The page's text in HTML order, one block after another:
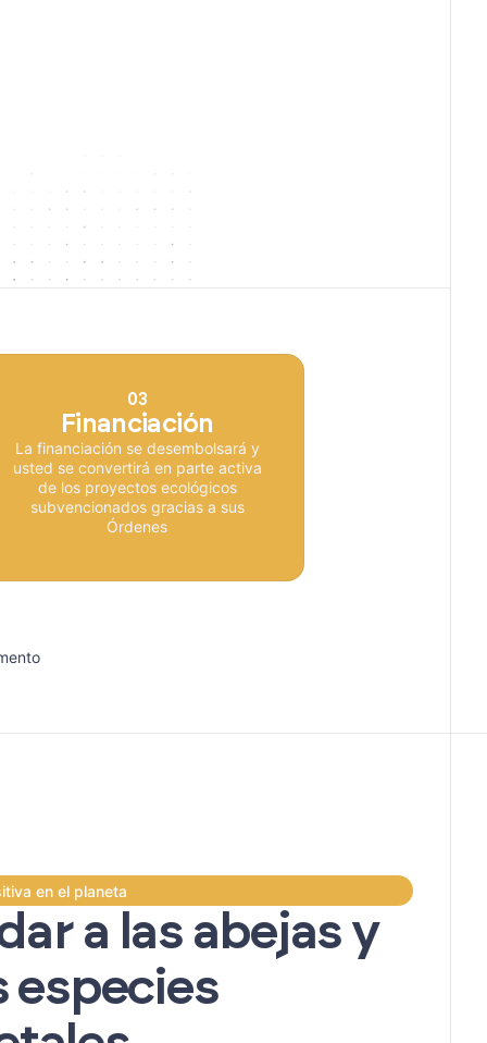
03
Financiación
La financiación se desembolsará y
usted se convertirá en parte activa
de los proyectos ecológicos
subvencionados gracias a sus
Órdenes
en el planeta
a las abejas y
especies